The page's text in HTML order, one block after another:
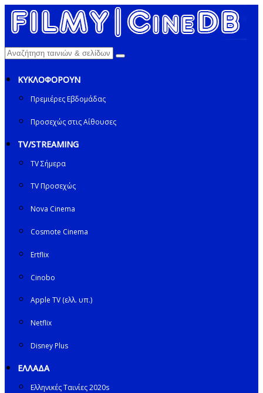
ΚΥΚΛΟΦΟΡΟΥΝ
Πρεμιέρες Εβδομάδας
Προσεχώς στις Αίθουσες
TV/STREAMING
TV Σήμερα
TV Προσεχώς
Nova Cinema
Cosmote Cinema
Ertflix
Cinobo
Apple TV (ελλ. υπ.)
Netflix
Disney Plus
ΕΛΛΑΔΑ
Ελληνικές Ταινίες 2020s